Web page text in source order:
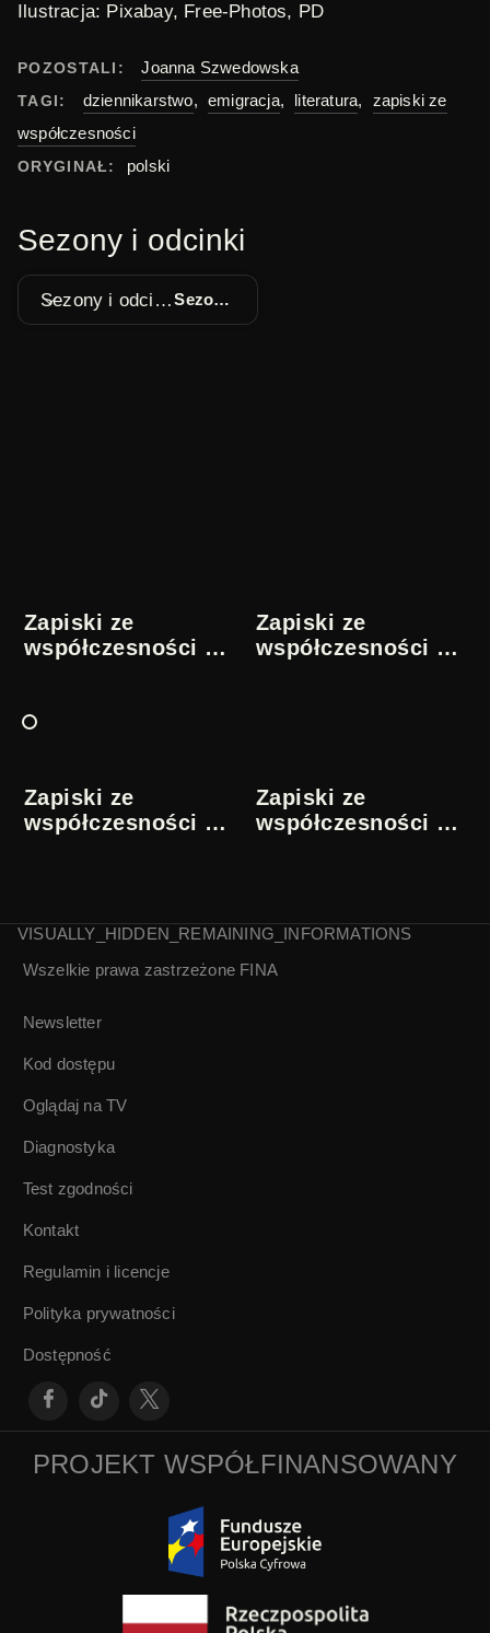
Ilustracja: Pixabay, Free-Photos, PD
POZOSTALI: Joanna Szwedowska
TAGI: dziennikarstwo, emigracja, literatura,
zapiski ze
współczesności
ORYGINAŁ: polski
Sezony i odcinki
Sezony i odcinki Sezon 1
Zapiski ze
współczesności |
Zapiski ze
współczesności |
Zapiski ze
współczesności |
Zapiski ze
współczesności |
Zapiski ze
Leszek Szaruga|
VISUALLY_HIDDEN_REMAINING_INFORMATIONS
Wszelkie prawa zastrzeżone FINA
Newsletter
Kod dostępu
Oglądaj na TV
Diagnostyka
Test zgodności
Kontakt
Regulamin i licencje
Polityka prywatności
Dostępność
PROJEKT WSPÓŁFINANSOWANY